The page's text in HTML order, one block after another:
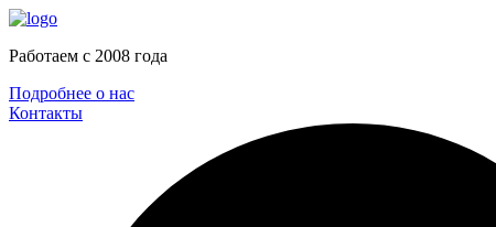
Работаем c 2008 года
Подробнее о нас
Контакты